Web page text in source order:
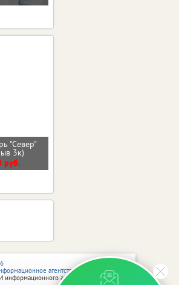
"Север"
3к)
руб.
агентство vRossii.ru
информационного агентства vRossii.ru